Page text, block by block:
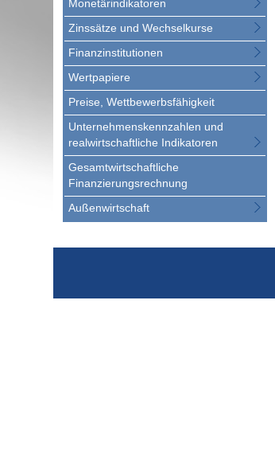
Monetärindikatoren
Zinssätze und Wechselkurse
Finanzinstitutionen
Wertpapiere
Preise, Wettbewerbsfähigkeit
Unternehmenskennzahlen und
realwirtschaftliche Indikatoren
Gesamtwirtschaftliche
Finanzierungsrechnung
Außenwirtschaft